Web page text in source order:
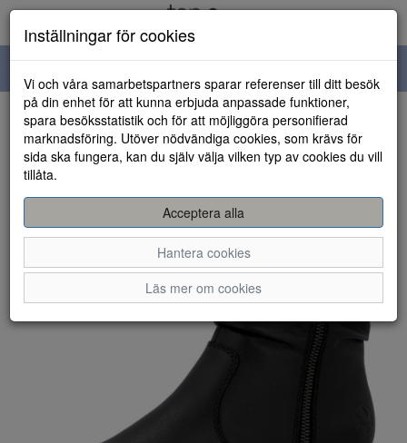
navigation
HEM
Inställningar för cookies
Vi och våra samarbetspartners sparar referenser till ditt besök
på din enhet för att kunna erbjuda anpassade funktioner,
spara besöksstatistik och för att möjliggöra personifierad
marknadsföring. Utöver nödvändiga cookies, som krävs för
sida ska fungera, kan du själv välja vilken typ av cookies du vill
tillåta.
Acceptera alla
Hantera cookies
Läs mer om cookies